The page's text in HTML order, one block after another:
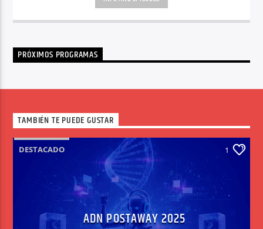
PRÓXIMOS PROGRAMAS
TAMBIÉN TE PUEDE GUSTAR
DESTACADO 1
ADN POSTAWAY 2025